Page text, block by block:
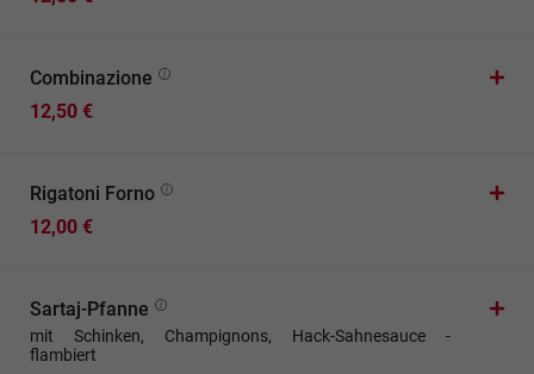
Combinazione
12,50 €
Rigatoni Forno
12,00 €
Sartaj-Pfanne
mit Schinken, Champignons, Hack-Sahnesauce -
flambiert